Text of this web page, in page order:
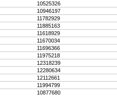
10525326
10946197
11782929
11885163
11618929
11670034
11696366
11975218
12318239
12280634
12112661
11994799
10877680